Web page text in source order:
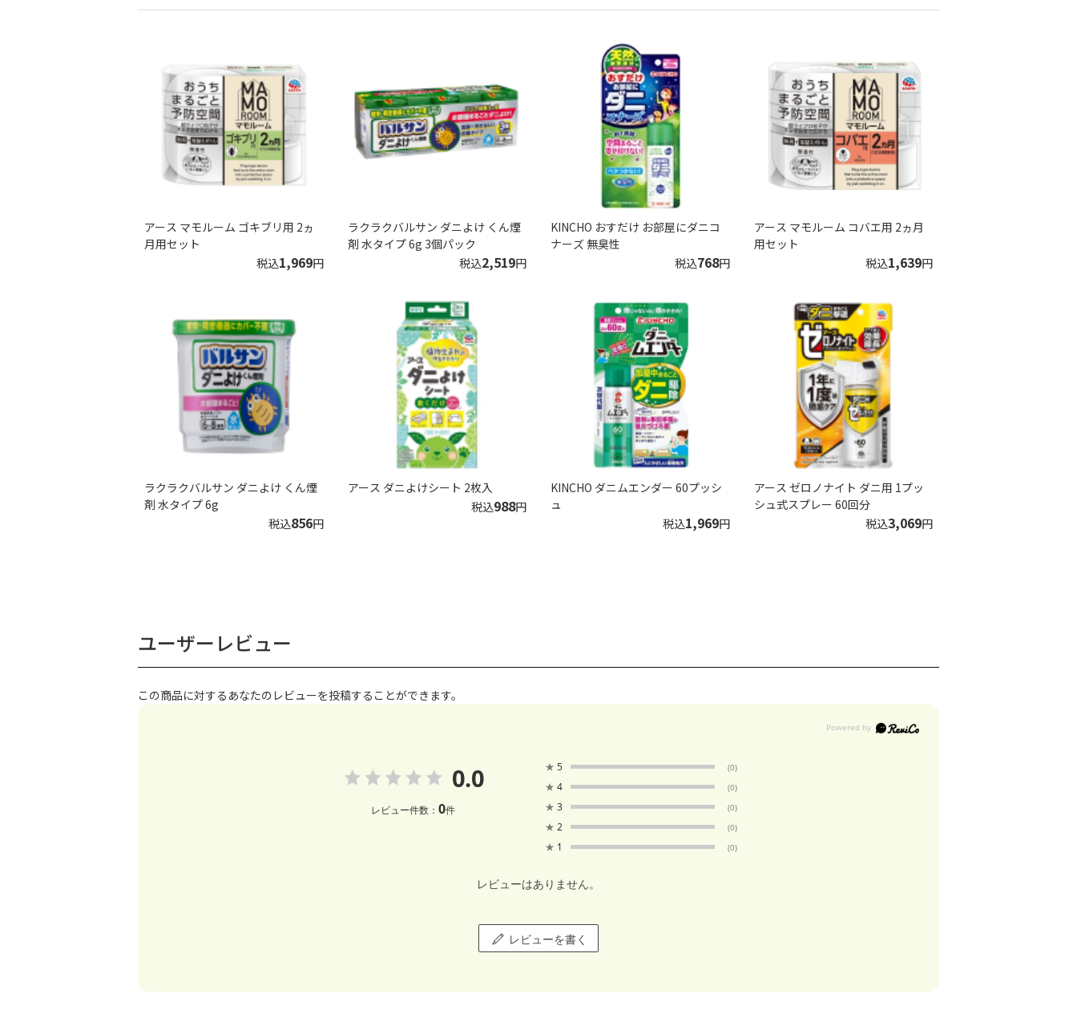
アース マモルーム ゴキブリ用 2ヵ
月用セット
税込1,969円
ラクラクバルサン ダニよけ くん煙
剤 水タイプ 6g 3個パック
税込2,519円
KINCHO おすだけ お部屋にダニコ
ナーズ 無臭性
税込768円
アース マモルーム コバエ用 2ヵ月
用セット
税込1,639円
ラクラクバルサン ダニよけ くん煙
剤 水タイプ 6g
税込856円
アース ダニよけシート 2枚入
税込988円
KINCHO ダニムエンダー 60プッシ
ュ
税込1,969円
アース ゼロノナイト ダニ用 1プッ
シュ式スプレー 60回分
税込3,069円
ユーザーレビュー
この商品に対するあなたのレビューを投稿することができます。
0.0
レビュー件数： 0件
★ 5 (0)
★ 4 (0)
★ 3 (0)
★ 2 (0)
★ 1 (0)
レビューはありません。
レビューを書く